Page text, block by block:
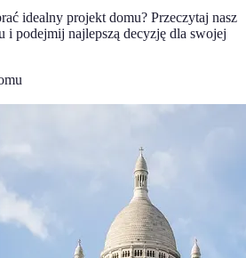
idealny projekt domu? Przeczytaj nasz
podejmij najlepszą decyzję dla swojej